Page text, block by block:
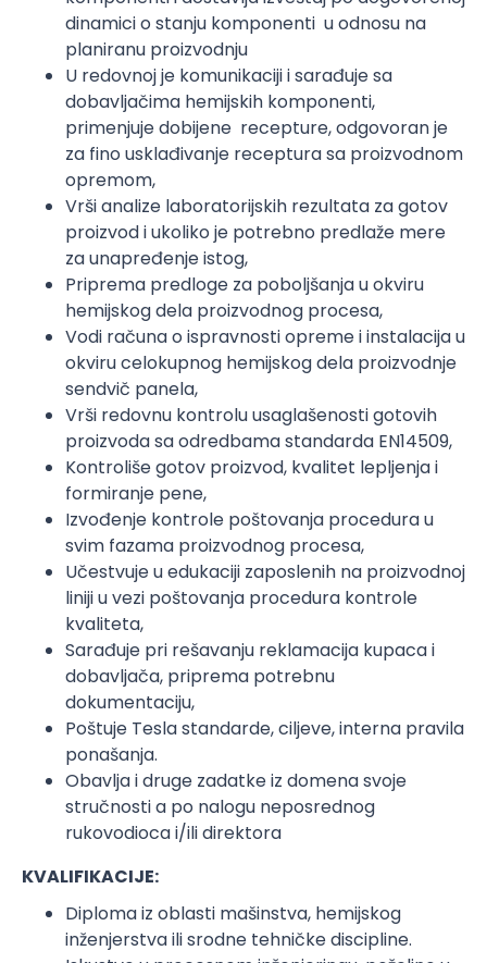
dinamici o stanju komponenti u odnosu na
planiranu proizvodnju
U redovnoj je komunikaciji i sarađuje sa
dobavljačima hemijskih komponenti,
primenjuje dobijene recepture, odgovoran je
za fino usklađivanje receptura sa proizvodnom
opremom,
Vrši analize laboratorijskih rezultata za gotov
proizvod i ukoliko je potrebno predlaže mere
za unapređenje istog,
Priprema predloge za poboljšanja u okviru
hemijskog dela proizvodnog procesa,
Vodi računa o ispravnosti opreme i instalacija u
okviru celokupnog hemijskog dela proizvodnje
sendvič panela,
Vrši redovnu kontrolu usaglašenosti gotovih
proizvoda sa odredbama standarda EN14509,
Kontroliše gotov proizvod, kvalitet lepljenja i
formiranje pene,
Izvođenje kontrole poštovanja procedura u
svim fazama proizvodnog procesa,
Učestvuje u edukaciji zaposlenih na proizvodnoj
liniji u vezi poštovanja procedura kontrole
kvaliteta,
Sarađuje pri rešavanju reklamacija kupaca i
dobavljača, priprema potrebnu
dokumentaciju,
Poštuje Tesla standarde, ciljeve, interna pravila
ponašanja.
Obavlja i druge zadatke iz domena svoje
stručnosti a po nalogu neposrednog
rukovodioca i/ili direktora
KVALIFIKACIJE:
Diploma iz oblasti mašinstva, hemijskog
inženjerstva ili srodne tehničke discipline.